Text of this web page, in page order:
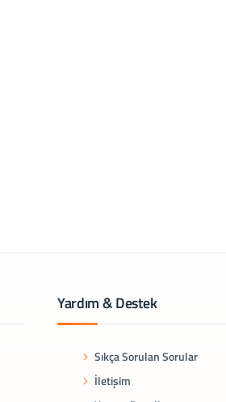
Yardım & Destek
Sıkça Sorulan Sorular
İletişim